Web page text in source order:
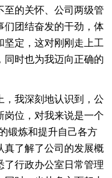
至的关怀、公司两级管
们团结奋发的干劲，体
定，这对刚刚走上工
同时也为我迈向正确的
我深刻地认识到，公
岗位，对我来说是一个
锻炼和提升自己各方
真了解了公司的发展概
了行政办公室日常管理